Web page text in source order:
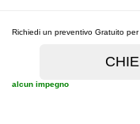
Richiedi un preventivo Gratuito per
alcun impegno